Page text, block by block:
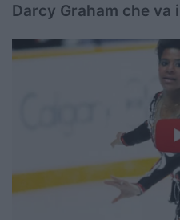
Darcy Graham che va